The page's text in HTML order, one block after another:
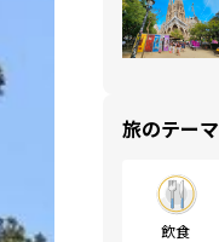
旅のテーマ
飲食